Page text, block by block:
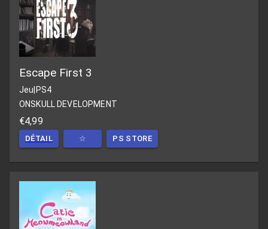
Escape First 3
Jeu|PS4
ONSKULL DEVELOPMENT
€4,99
DÉTAIL ☆ PS STORE